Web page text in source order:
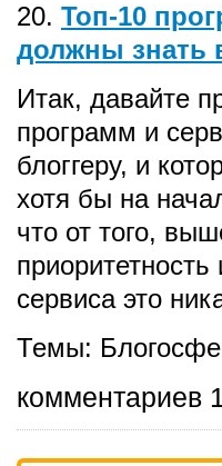
20. Топ-10
должны знать
Итак, давайте
программ и
блоггеру, и
хотя бы на
что от того,
сервиса это
Темы:
комментариев